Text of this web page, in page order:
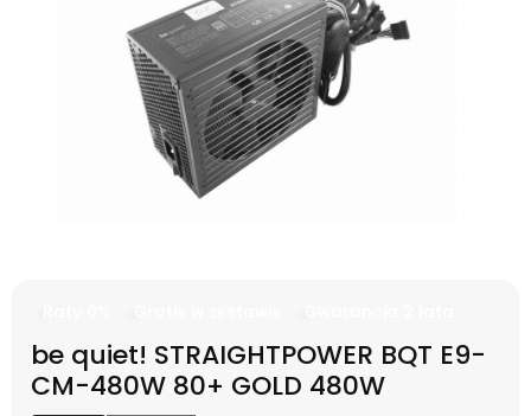
be quiet! STRAIGHTPOWER BQT E9-
CM-480W 80+ GOLD 480W